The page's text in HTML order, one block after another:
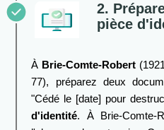
2.
pièce
À Brie-Comte-Robert
77), préparez deux
"Cédé le [date] pour
d'identité. À Brie-Comte-